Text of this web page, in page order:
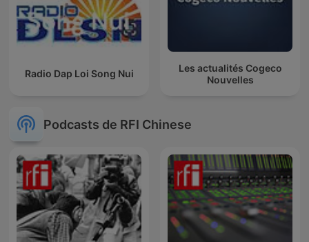
Radio Dap Loi Song Nui
Les actualités Cogeco
Nouvelles
Podcasts de RFI Chinese